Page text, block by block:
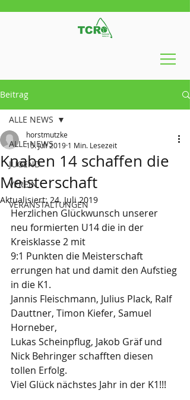
Beitrag
ALLE NEWS
JUGEND
VEREIN
VERANSTALTUNGEN
ALLE NEWS
Knaben 14 schaffen die
Meisterschaft
horstmutzke
15. Juli 2019 1 Min. Lesezeit
Aktualisiert:24. Juli 2019
Herzlichen Glückwunsch unserer
neu formierten U14 die in der
Kreisklasse 2 mit
9:1 Punkten die Meisterschaft
errungen hat und damit den Aufstieg
in die K1.
Jannis Fleischmann, Julius Plack, Ralf
Dauttner, Timon Kiefer, Samuel
Horneber,
Lukas Scheinpflug, Jakob Gräf und
Nick Behringer schafften diesen
tollen Erfolg.
Viel Glück nächstes Jahr in der K1!!!